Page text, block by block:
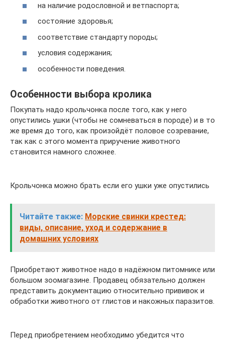
на наличие родословной и ветпаспорта;
состояние здоровья;
соответствие стандарту породы;
условия содержания;
особенности поведения.
Особенности выбора кролика
Покупать надо крольчонка после того, как у него
опустились ушки (чтобы не сомневаться в породе) и в то
же время до того, как произойдёт половое созревание,
так как с этого момента приручение животного
становится намного сложнее.
Крольчонка можно брать если его ушки уже опустились
Читайте также: Морские свинки крестед:
виды, описание, уход и содержание в
домашних условиях
Приобретают животное надо в надёжном питомнике или
большом зоомагазине. Продавец обязательно должен
представить документацию относительно прививок и
обработки животного от глистов и накожных паразитов.
Перед приобретением необходимо убедится что